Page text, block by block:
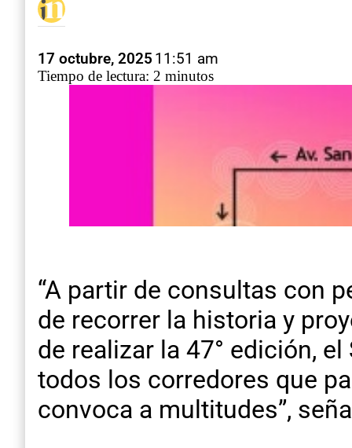
17 octubre, 2025 11:51 am
Tiempo de lectura: 2 minutos
“A partir de consultas con
de recorrer la historia y
de realizar la 47° edición,
todos los corredores que
convoca a multitudes”,